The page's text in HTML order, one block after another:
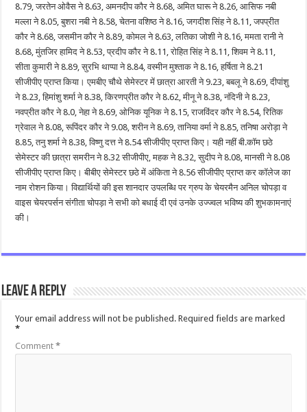
8.79, जरतेन ओवैस ने 8.63, अमनदीप कौर ने 8.68, अमित घारू ने 8.26, आसिफ नबी
मल्ला ने 8.05, बुशरा नबी ने 8.58, चेतना वशिष्ठ ने 8.16, जगदीश सिंह ने 8.11, जपप्रीत
कौर ने 8.68, जसमीन कौर ने 8.89, कोमल ने 8.63, लतिका जोशी ने 8.16, ममता रानी ने
8.68, मुंतजिर हामिद ने 8.53, प्रदीप कौर ने 8.11, रोहित सिंह ने 8.11, शिवम ने 8.11,
सीता कुमारी ने 8.89, सुरभि थाप्पा ने 8.84, वस्मीन मुश्ताक ने 8.16, हर्षिता ने 8.21
सीजीपीए प्राप्त किया। एमबीए चौथे सेमेस्टर में छात्रा आरती ने 9.23, बबलू ने 8.69, दीपांशु
ने 8.23, हिमांशु शर्मा ने 8.38, किरणप्रीत कौर ने 8.62, मीनू ने 8.38, नंदिनी ने 8.23,
नवप्रीत कौर ने 8.0, नेहा ने 8.69, ओनिक यूनिक ने 8.15, राजविंदर कौर ने 8.54, रितिक
ग्रेवाल ने 8.08, रूपिंदर कौर ने 9.08, शरीन ने 8.69, तानिया वर्मा ने 8.85, तनिषा अरोड़ा ने
8.85, तनु शर्मा ने 8.38, विष्णु दत्त ने 8.54 सीजीपीए प्राप्त किए। यही नहीं बी.कॉम छठे
सेमेस्टर की छात्रा समरीन ने 8.32 सीजीपीए, महक ने 8.32, सुदीप ने 8.08, मानसी ने 8.08
सीजीपीए प्राप्त किए। बीबीए सेमेस्टर छठे में अंकिता ने 8.56 सीजीपीए प्राप्त कर कॉलेज का
नाम रोशन किया। विद्यार्थियों की इस शानदार उपलब्धि पर ग्रुप के चेयरमैन अनिल चोपड़ा व
वाइस चेयरपर्सन संगीता चोपड़ा ने सभी को बधाई दी एवं उनके उज्ज्वल भविष्य की शुभकामनाएं
की।
Leave a Reply
Your email address will not be published. Required fields are marked
*
Comment*